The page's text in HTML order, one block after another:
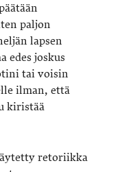
paljon
lapsen
edes joskus
tai voisin
ilman, että
kiristää
retoriikka